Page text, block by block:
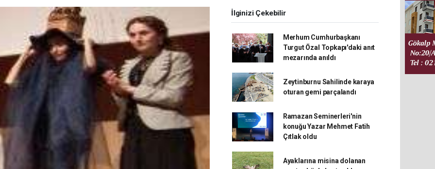
İlginizi Çekebilir
Merhum Cumhurbaşkanı
Turgut Özal Topkapı'daki anıt
mezarında anıldı
Zeytinburnu Sahilinde karaya
oturan gemi parçalandı
Ramazan Seminerleri'nin
konuğu Yazar Mehmet Fatih
Çıtlak oldu
Ayaklarına misina dolanan